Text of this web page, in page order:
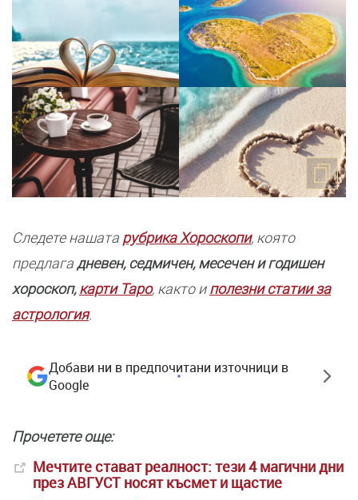
Следете нашата рубрика Хороскопи, която
предлагадневен, седмичен, месечен и годишен
хороскоп, карти Таро, както иполезни статии за
астрология.
Добави ни в предпочитани източници в
Google
Прочетете още:
Мечтите стават реалност: тези 4 магични дни
през АВГУСТ носят късмет и щастие